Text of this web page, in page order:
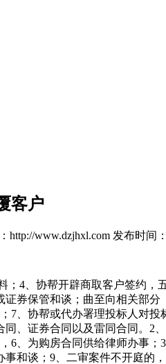
客户
http://www.dzjhxl.com 发布时间
、协帮开辟商取客户签约，
券保管和谈；曲至向相关部
、协帮或代办署理投标人对
、证券合同以及雷同合同。
6、为购房合同供给律师办事
和谈；9、二审案件不开庭的